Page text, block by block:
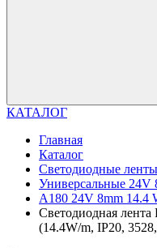
КАТАЛОГ
Главная
Каталог
Светодиодные ленты
Универсальные
A180 24V 8mm 14.4
Светодиодная
(14.4W/m, IP20,